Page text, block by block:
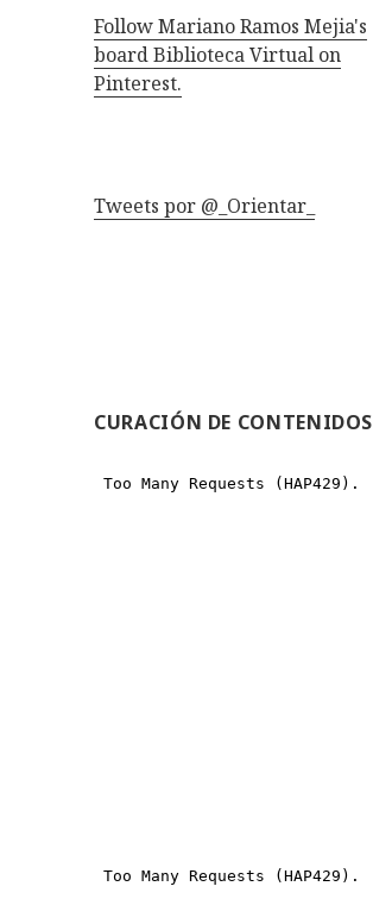
Follow Mariano Ramos Mejia's
board Biblioteca Virtual on
Pinterest.
Tweets por @_Orientar_
CURACIÓN DE CONTENIDOS